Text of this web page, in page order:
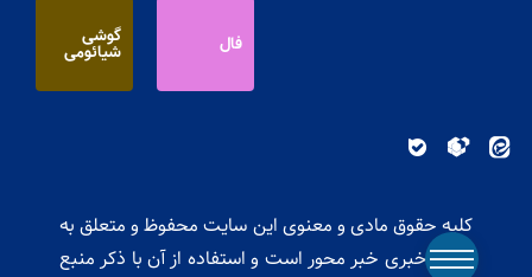
فال گوشی
شیائومی
کلیه حقوق مادی و معنوی این سایت محفوظ و متعلق به
پایگاه خبری خبر محور است و استفاده از آن با ذکر منبع